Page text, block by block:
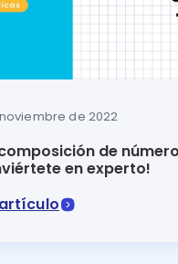
de 2022
de
en experto!